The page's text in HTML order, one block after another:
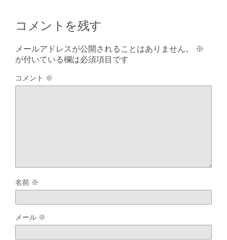
コメントを残す
メールアドレスが公開されることはありません。
※
が付いている欄は必須項目です
コメント ※
名前 ※
メール ※